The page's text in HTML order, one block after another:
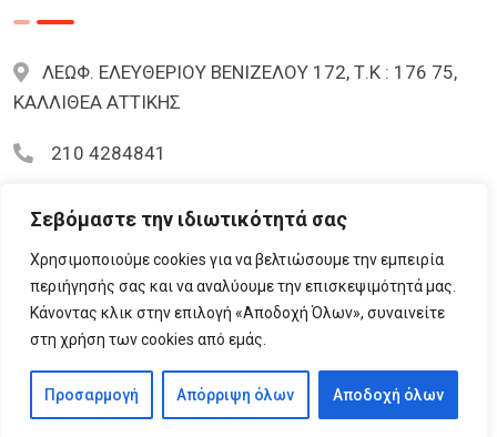
Σεβόμαστε την ιδιωτικότητά σας
Χρησιμοποιούμε cookies για να βελτιώσουμε την εμπειρία
περιήγησής σας και να αναλύουμε την επισκεψιμότητά μας.
Κάνοντας κλικ στην επιλογή «Αποδοχή Όλων», συναινείτε
στη χρήση των cookies από εμάς.
Προσαρμογή Απόρριψη όλων Αποδοχή όλων
ΛΕΩΦ. ΕΛΕΥΘΕΡΙΟΥ ΒΕΝΙΖΕΛΟΥ 172, Τ.Κ : 176 75,
ΚΑΛΛΙΘΕΑ ΑΤΤΙΚΗΣ
210 4284841
mariazoi.powernumbers@gmail.com
© 2023 Lifementor.gr All Rights Reserved By
Lifementor.gr